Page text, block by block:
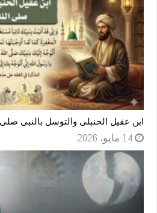
ابن عقيل الحنبلى والتوسل بالنبى
14 مايو، 2026